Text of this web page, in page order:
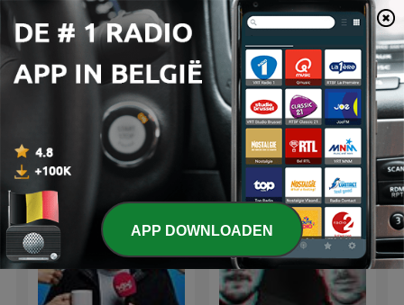
Les Grosses Têtes : Les
moments cultes
Les impostures de
Jean-Yves Lafesse
APP DOWNLOADEN